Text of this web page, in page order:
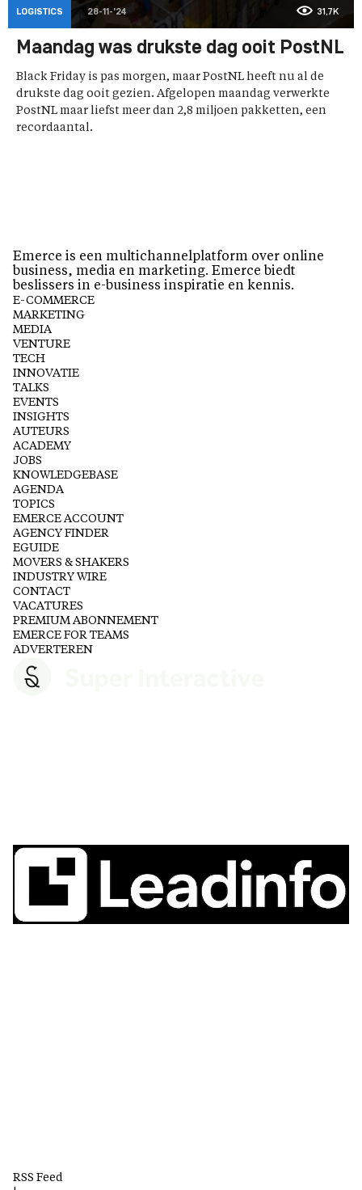
LOGISTICS 28-11-'24 31,7K
Maandag was drukste dag ooit PostNL
Black Friday is pas morgen, maar PostNL heeft nu al de
drukste dag ooit gezien. Afgelopen maandag verwerkte
PostNL maar liefst meer dan 2,8 miljoen pakketten, een
recordaantal.
Emerce is een multichannelplatform over online
business, media en marketing. Emerce biedt
beslissers in e-business inspiratie en kennis.
E-COMMERCE
MARKETING
MEDIA
VENTURE
TECH
INNOVATIE
TALKS
EVENTS
INSIGHTS
AUTEURS
ACADEMY
JOBS
KNOWLEDGEBASE
AGENDA
TOPICS
EMERCE ACCOUNT
AGENCY FINDER
EGUIDE
MOVERS & SHAKERS
INDUSTRY WIRE
CONTACT
VACATURES
PREMIUM ABONNEMENT
EMERCE FOR TEAMS
ADVERTEREN
RSS Feed